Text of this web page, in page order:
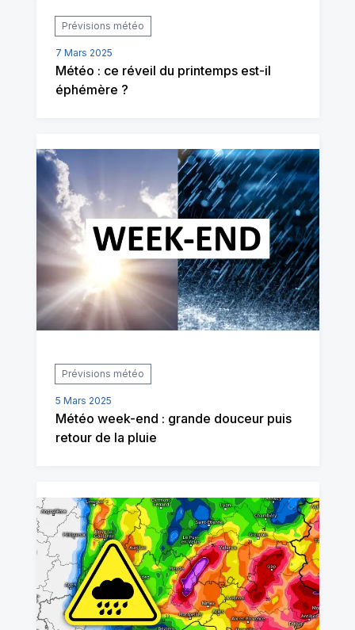
Prévisions météo
7 Mars 2025
Météo : ce réveil du printemps est-il
éphémère ?
Prévisions météo
5 Mars 2025
Météo week-end : grande douceur puis
retour de la pluie